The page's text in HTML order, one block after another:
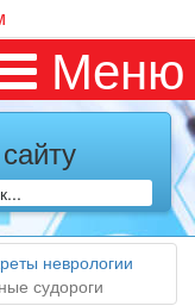
Меню
неврологии
судороги
меры
все время дома),
Вы